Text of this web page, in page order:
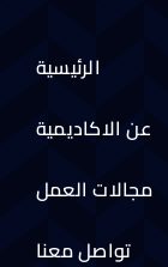
الرئيسية
عن الاكاديمية
مجالات العمل
تواصل معنا